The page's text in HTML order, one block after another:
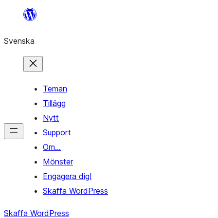
Hoppa
innehåll
Svenska
Teman
Tillägg
Nytt
Support
Om…
Mönster
Engagera dig!
Skaffa WordPress
Skaffa WordPress